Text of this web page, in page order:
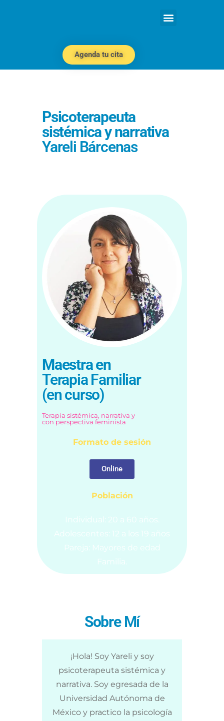
Agenda tu cita
Psicoterapeuta
sistémica y narrativa
Yareli Bárcenas
Maestra en
Terapia Familiar
(en curso)
Terapia sistémica, narrativa y
con perspectiva feminista
Formato de sesión
Online
Población
Individual: 20 a 60 años.
Adolescentes: 12 a los 19 años
Pareja: Mayores de edad
Familia.
Sobre Mí
¡Hola! Soy Yareli y soy
psicoterapeuta sistémica y
narrativa. Soy egresada de la
Universidad Autónoma de
México y practico la psicología